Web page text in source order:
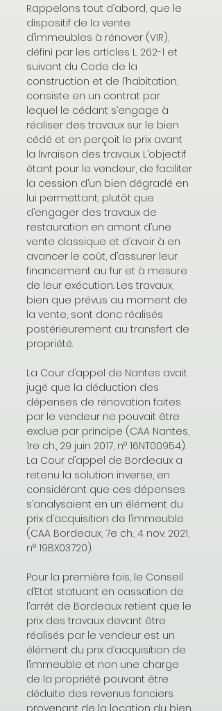
Rappelons tout d’abord, que le
dispositif de la vente
d’immeubles à rénover (VIR),
défini par les articles L. 262-1 et
suivant du Code de la
construction et de l’habitation,
consiste en un contrat par
lequel le cédant s’engage à
réaliser des travaux sur le bien
cédé et en perçoit le prix avant
la livraison des travaux. L’objectif
étant pour le vendeur, de faciliter
la cession d’un bien dégradé en
lui permettant, plutôt que
d’engager des travaux de
restauration en amont d’une
vente classique et d’avoir à en
avancer le coût, d’assurer leur
financement au fur et à mesure
de leur exécution. Les travaux,
bien que prévus au moment de
la vente, sont donc réalisés
postérieurement au transfert de
propriété.
La Cour d’appel de Nantes avait
jugé que la déduction des
dépenses de rénovation faites
par le vendeur ne pouvait être
exclue par principe (CAA Nantes,
1re ch., 29 juin 2017, n° 16NT00954).
La Cour d’appel de Bordeaux a
retenu la solution inverse, en
considérant que ces dépenses
s’analysaient en un élément du
prix d’acquisition de l’immeuble
(CAA Bordeaux, 7e ch., 4 nov. 2021,
n° 19BX03720).
Pour la première fois, le Conseil
d’Etat statuant en cassation de
l’arrêt de Bordeaux retient que le
prix des travaux devant être
réalisés par le vendeur est un
élément du prix d’acquisition de
l’immeuble et non une charge
de la propriété pouvant être
déduite des revenus fonciers
provenant de la location du bien